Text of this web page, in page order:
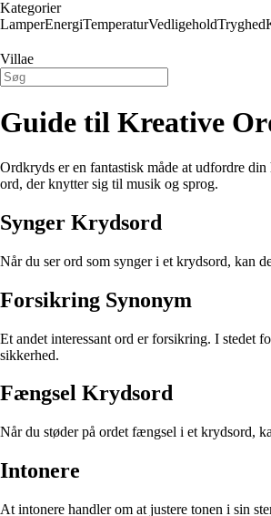
Kategorier
LamperEnergiTemperaturVedligeholdTryghed
Villae
Guide til Kreative
Ordkryds er en fantastisk måde at udfordre
ord, der knytter sig til musik og sprog.
Synger Krydsord
Når du ser ord som synger i et krydsord, kan
Forsikring Synonym
Et andet interessant ord er forsikring. I stedet
sikkerhed.
Fængsel Krydsord
Når du støder på ordet fængsel i et krydsord,
Intonere
At intonere handler om at justere tonen i sin